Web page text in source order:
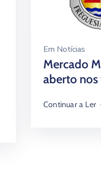
Em Notícias
Mercado
aberto
Continuar a Ler